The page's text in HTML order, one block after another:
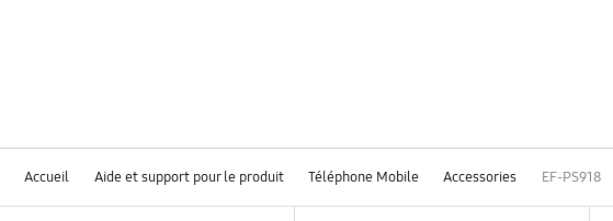
Accueil Aide et support pour le produit Téléphone Mobile Accessories EF-PS918